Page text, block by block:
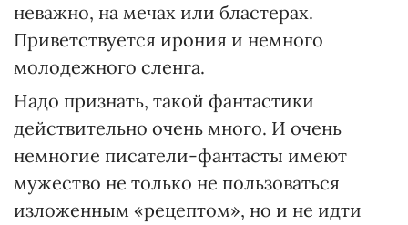
неважно, на мечах или бластерах.
Приветствуется ирония и немного
молодежного сленга.
Надо признать, такой фантастики
действительно очень много. И очень
немногие писатели-фантасты имеют
мужество не только не пользоваться
изложенным «рецептом», но и не идти